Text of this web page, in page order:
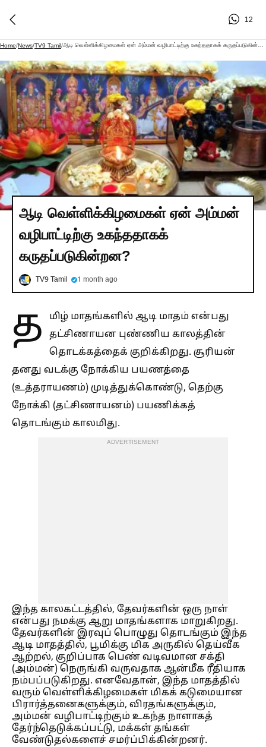
12
Home/News/TV9 Tamil/
ஆடி வெள்ளிக்கிழமைகள் ஏன் அம்மன்
வழிபாட்டிற்கு உகந்ததாகக்
கருதப்படுகின்றன?
TV9 Tamil 1 month ago
த
மிழ் மாதங்களில் ஆடி மாதம் என்பது
தட்சிணாயன புண்ணிய காலத்தின்
தொடக்கத்தைக் குறிக்கிறது. சூரியன்
தனது வடக்கு நோக்கிய பயணத்தை
(உத்தராயணம்) முடித்துக்கொண்டு, தெற்கு
நோக்கி (தட்சிணாயனம்) பயணிக்கத்
தொடங்கும் காலமிது.
ADVERTISEMENT
இந்த காலகட்டத்தில், தேவர்களின் ஒரு நாள்
என்பது நமக்கு ஆறு மாதங்களாக மாறுகிறது.
தேவர்களின் இரவுப் பொழுது தொடங்கும் இந்த
ஆடி மாதத்தில், பூமிக்கு மிக அருகில் தெய்வீக
ஆற்றல், குறிப்பாக பெண் வடிவமான சக்தி
(அம்மன்) நெருங்கி வருவதாக ஆன்மீக ரீதியாக
நம்பப்படுகிறது. எனவேதான், இந்த மாதத்தில்
வரும் வெள்ளிக்கிழமைகள் மிகக் கடுமையான
பிரார்த்தனைகளுக்கும், விரதங்களுக்கும்,
அம்மன் வழிபாட்டிற்கும் உகந்த நாளாகத்
தேர்ந்தெடுக்கப்பட்டு, மக்கள் தங்கள்
வேண்டுதல்களைச் சமர்ப்பிக்கின்றனர்.